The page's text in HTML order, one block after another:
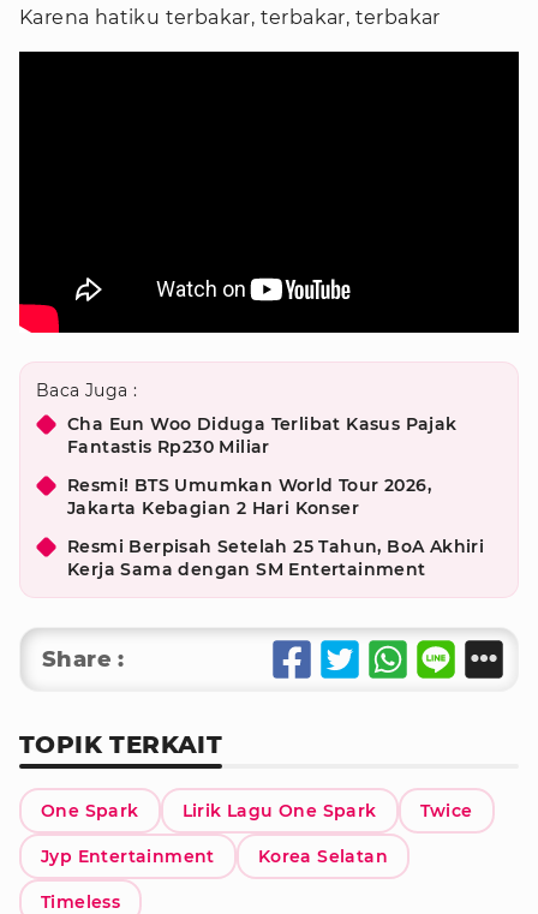
Karena hatiku terbakar, terbakar, terbakar
Baca Juga :
Cha Eun Woo Diduga Terlibat Kasus Pajak
Fantastis Rp230 Miliar
Resmi! BTS Umumkan World Tour 2026,
Jakarta Kebagian 2 Hari Konser
Resmi Berpisah Setelah 25 Tahun, BoA Akhiri
Kerja Sama dengan SM Entertainment
Share :
TOPIK TERKAIT
One Spark Lirik Lagu One Spark Twice
Jyp Entertainment Korea Selatan
Timeless